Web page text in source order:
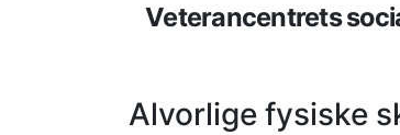
Veterancentrets
Alvorlige fysiske